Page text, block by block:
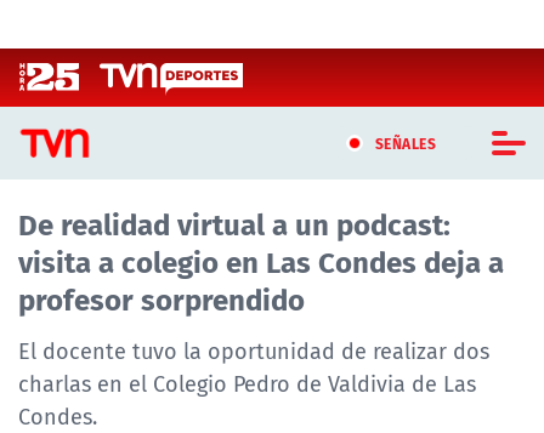
SEÑALES
CASTING MASTERCHEF CHILE
CASTING TVN VERTICAL
TVN VERTICAL
TVN PLAY
De realidad virtual a un podcast:
visita a colegio en Las Condes deja a
profesor sorprendido
El docente tuvo la oportunidad de realizar dos
charlas en el Colegio Pedro de Valdivia de Las
Condes.